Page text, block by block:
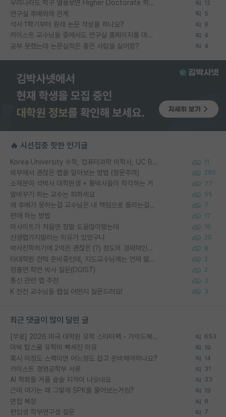
우리나라도 학구 열풍보면 Higher Doctorate 학위가 필요하다고 봅니다. 12
연구실 후배와의 관계 5
석사 1학기부터 원래 논문 작성을 하나요? 9
카이스트 교수님들 중에서도 연구실 홈페이지를 마련 안 하신 분들이 계시던데 4
공부 못했는데 논문실적은 좋은 사람을 싫어함? 4
🔥 시선집중 핫한 인기글
Korea University 수학, 컴퓨터과학 이학사, UC Berkeley 산업공학 대학원 공학박사가 되는 것은 쉽지 않겠죠? 11
외부에서 괜찮은 랩을 알아보는 방법 (장문주의) 280
소재분야 석박사 대학원생 + 물박사들이 착각하는 거 77
말바꾸기 하는 교수는 피하세요 55
왜 후배가 못하는걸 교수님은 내 책임으로 돌리는걸까요? 7
편애 하는 방법 17
이사이트가 처음엔 정말 도움많이됐는데 16
신생랩가지말라는 이유가 있었구나 20
박사진학하기에 2억은 괜찮은 (?) 정도의 경제력인가요 8
타대학원 컨텍 준비중인데, 지도교수님께는 언제 말씀드려야 할까요? 2
정출연 학연 박사 질문(DGIST) 2
통신 관련 랩 추천 3
K 전전 교수님들 랩실 어떤지 질문드려요! 3
최근 댓글이 많이 달린 글
[무료] 2026 미국 대학원 유학 스타터팩 - 가이드북 & 합격자 컨택메일 템플릿 653
미박 탑스쿨 유학이 빡세진 이유 19
혹시 이정도 스펙이면 어느정도 잡고 준비해야하나요? 14
카이스트 경영공학부 서류 31
AI 학회들 거품 슬슬 지적이 나오네요 33
근데 여기는 왜 그렇게 SPK를 물어보는거임? 19
면접 복장 9
편입생 학부연구생 질문 7